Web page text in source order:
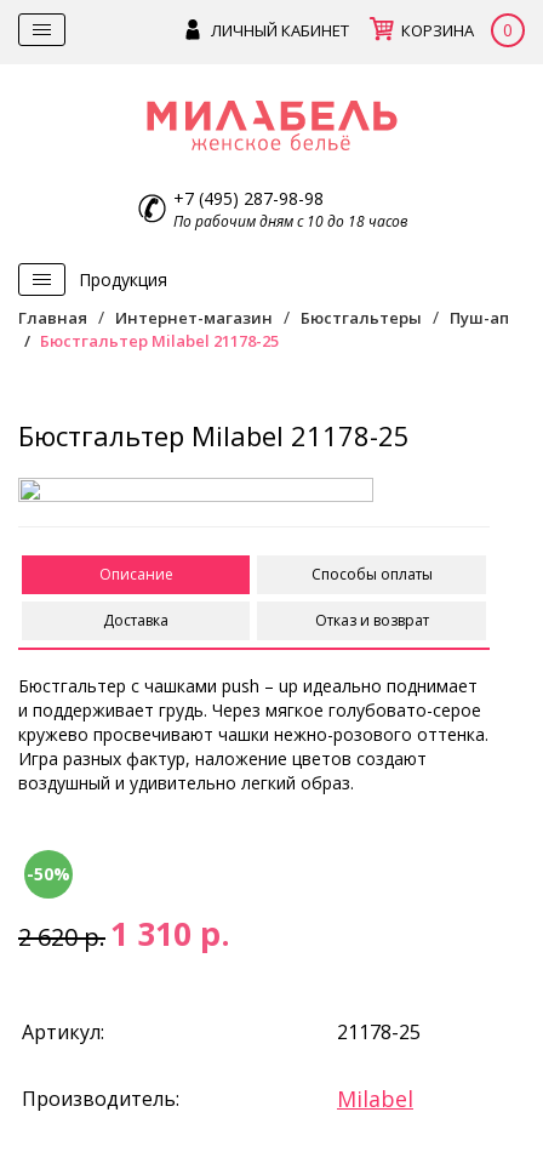
ЛИЧНЫЙ КАБИНЕТ КОРЗИНА 0
+7 (495) 287-98-98
По рабочим дням с 10 до 18 часов
Продукция
Главная Интернет-магазин Бюстгальтеры
Пуш-ап
Бюстгальтер Milabel 21178-25
Бюстгальтер Milabel 21178-25
Описание Способы оплаты
Доставка Отказ и возврат
Бюстгальтер с чашками push – up идеально поднимает
и поддерживает грудь. Через мягкое голубовато-серое
кружево просвечивают чашки нежно-розового оттенка.
Игра разных фактур, наложение цветов создают
воздушный и удивительно легкий образ.
-50%
2 620 р.1 310 р.
Артикул: 21178-25
Производитель: Milabel